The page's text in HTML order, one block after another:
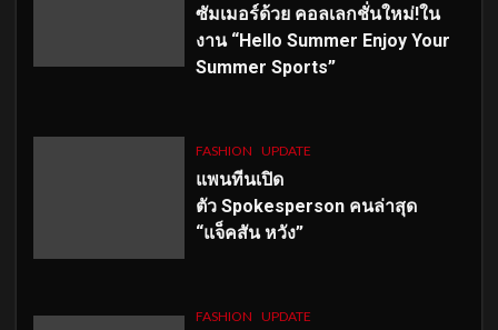
ซัมเมอร์ด้วย คอลเลกชั่นใหม่!ใน
งาน “Hello Summer Enjoy Your
Summer Sports”
FASHION UPDATE
แพนทีนเปิด
ตัว Spokesperson คนล่าสุด
“แจ็คสัน หวัง”
FASHION UPDATE